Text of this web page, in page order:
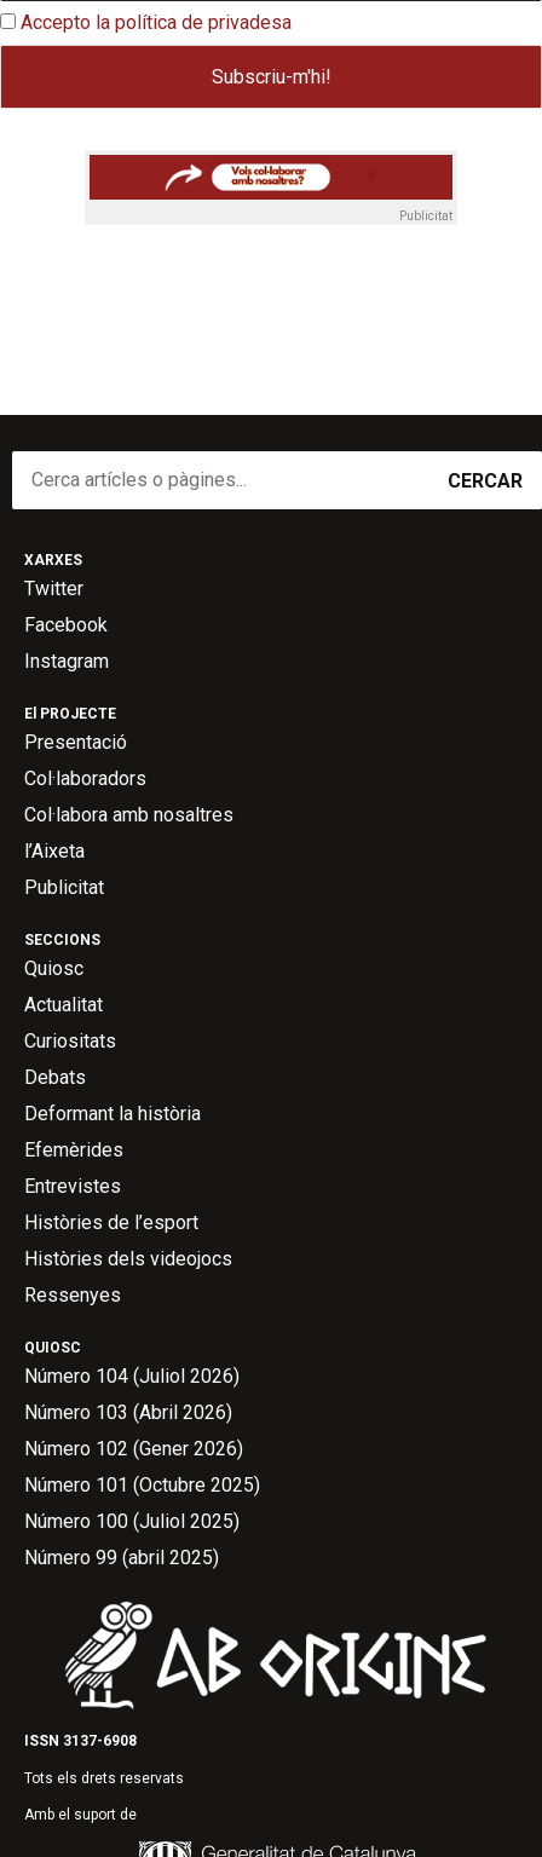
Accepto la política de privadesa
Publicitat
CERCAR
ISSN 3137-6908
Tots els drets reservats
Amb el suport de
QUIOSC
Número 104 (Juliol 2026)
Número 103 (Abril 2026)
Número 102 (Gener 2026)
Número 101 (Octubre 2025)
Número 100 (Juliol 2025)
Número 99 (abril 2025)
SECCIONS
Quiosc
Actualitat
Curiositats
Debats
Deformant la història
Efemèrides
Entrevistes
Històries de l’esport
Històries dels videojocs
Ressenyes
El PROJECTE
Presentació
Col·laboradors
Col·labora amb nosaltres
l’Aixeta
Publicitat
XARXES
Twitter
Facebook
Instagram